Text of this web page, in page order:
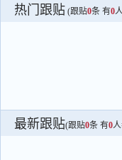
热门跟贴 (跟贴0条 有0
最新跟贴(跟贴0条 有0